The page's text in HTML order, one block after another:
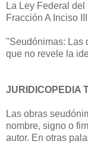
La Ley Federal
Fracción A Inciso
"Seudónimas: Las
que no revele la
JURIDICOPEDIA
Las obras
nombre, signo o
autor. En otras